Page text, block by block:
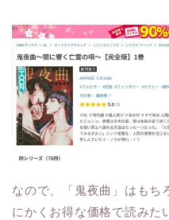
なので、「鬼夜曲」はもち
にかくお得な価格で読みた